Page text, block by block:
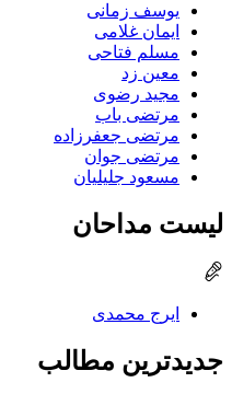
یوسف زمانی
ایمان غلامی
مسلم فتاحی
معین زد
مجید رضوی
مرتضی باب
مرتضی جعفرزاده
مرتضی جوان
مسعود جلیلیان
لیست مداحان
ایرج محمدی
جدیدترین مطالب